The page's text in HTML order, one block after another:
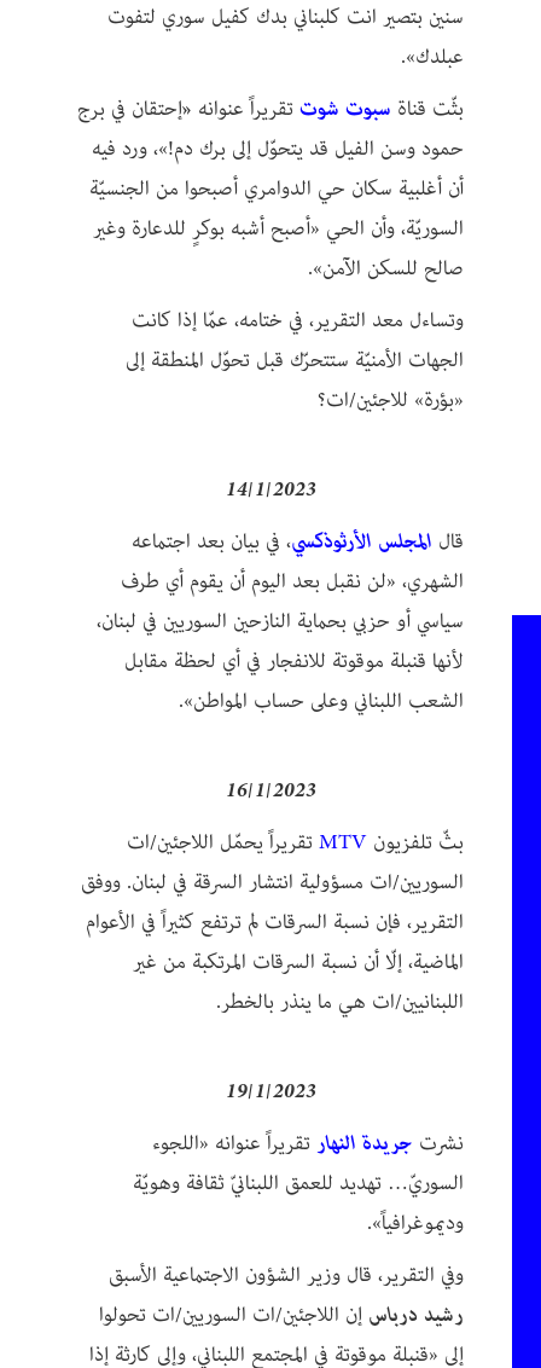
سنين بتصير انت كلبناني بدك كفيل سوري لتفوت
عبلدك».
بثّت قناة سبوت شوت تقريراً عنوانه «إحتقان في برج
حمود وسن الفيل قد يتحوّل إلى برك دم!»، ورد فيه
أن أغلبية سكان حي الدوامري أصبحوا من الجنسيّة
السوريّة، وأن الحي «أصبح أشبه بوكرٍ للدعارة وغير
صالح للسكن الآمن».
وتساءل معد التقرير، في ختامه، عمّا إذا كانت
الجهات الأمنيّة ستتحرّك قبل تحوّل المنطقة إلى
«بؤرة» للاجئين/ات؟
14/1/2023
قال المجلس الأرثوذكسي، في بيان بعد اجتماعه
الشهري، «لن نقبل بعد اليوم أن يقوم أي طرف
سياسي أو حزبي بحماية النازحين السوريين في لبنان،
لأنها قنبلة موقوتة للانفجار في أي لحظة مقابل
الشعب اللبناني وعلى حساب المواطن».
16/1/2023
بثّ تلفزيون MTV تقريراً يحمّل اللاجئين/ات
السوريين/ات مسؤولية انتشار السرقة في لبنان. ووفق
التقرير، فإن نسبة السرقات لم ترتفع كثيراً في الأعوام
الماضية، إلّا أن نسبة السرقات المرتكبة من غير
اللبنانيين/ات هي ما ينذر بالخطر.
19/1/2023
نشرت جريدة النهار تقريراً عنوانه «اللجوء
السوريّ… تهديد للعمق اللبنانيّ ثقافة وهويّة
وديموغرافياً».
وفي التقرير، قال وزير الشؤون الاجتماعية الأسبق
رشيد درباس إن اللاجئين/ات السوريين/ات تحولوا
إلى «قنبلة موقوتة في المجتمع اللبناني، وإلى كارثة إذا